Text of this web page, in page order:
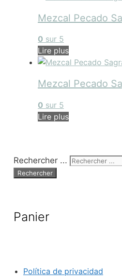
Mezcal Pecado
0 sur 5
Lire plus
Mezcal Pecado
0 sur 5
Lire plus
Rechercher ...
Panier
Política de privacidad